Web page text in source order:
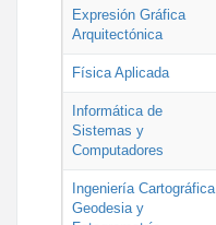
Expresión Gráfica
Arquitectónica
Física Aplicada
Informática de
Sistemas y
Computadores
Ingeniería Cartográfica
Geodesia y